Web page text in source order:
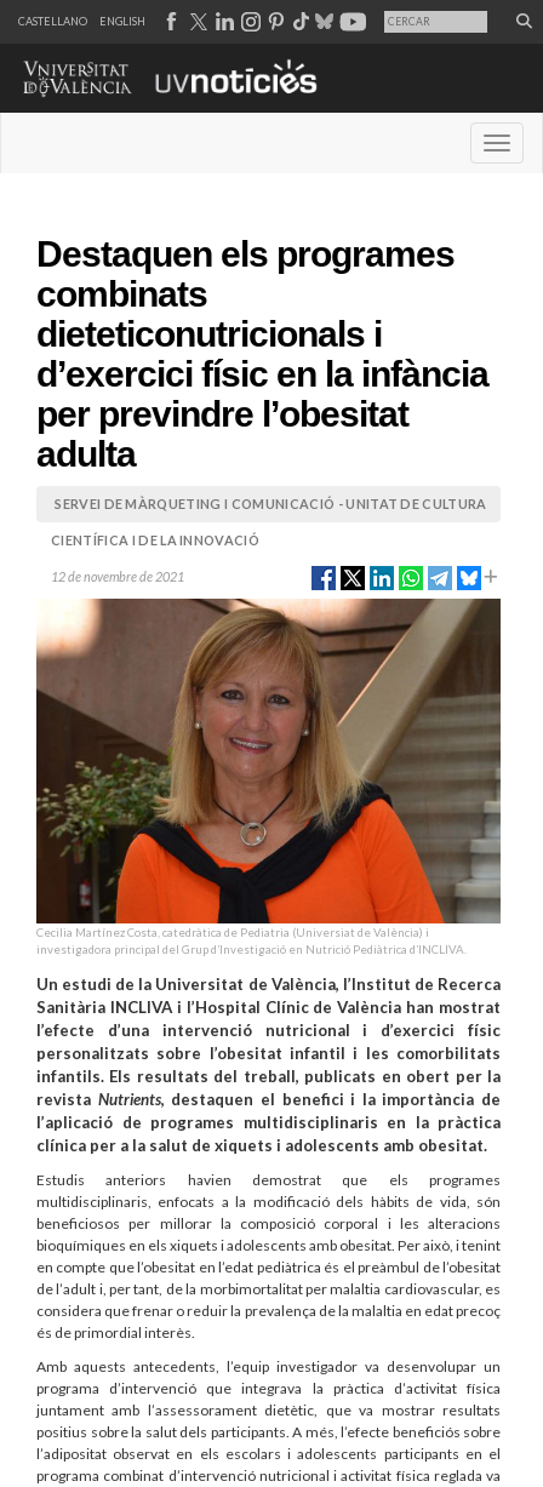
CASTELLANO ENGLISH
Destaquen els programes
combinats
dieteticonutricionals i
d’exercici físic en la infància
per previndre l’obesitat
adulta
SERVEI DE MÀRQUETING I COMUNICACIÓ - UNITAT DE CULTURA
CIENTÍFICA I DE LA INNOVACIÓ
12 de novembre de 2021
Cecilia Martínez Costa, catedràtica de Pediatria (Universiat de València) i
investigadora principal del Grup d’Investigació en Nutrició Pediàtrica d’INCLIVA.
Un estudi de la Universitat de València, l’Institut de Recerca
Sanitària INCLIVA i l’Hospital Clínic de València han mostrat
l’efecte d’una intervenció nutricional i d’exercici físic
personalitzats sobre l’obesitat infantil i les comorbilitats
infantils. Els resultats del treball, publicats en obert per la
revista Nutrients, destaquen el benefici i la importància de
l’aplicació de programes multidisciplinaris en la pràctica
clínica per a la salut de xiquets i adolescents amb obesitat.
Estudis anteriors havien demostrat que els programes
multidisciplinaris, enfocats a la modificació dels hàbits de vida, són
beneficiosos per millorar la composició corporal i les alteracions
bioquímiques en els xiquets i adolescents amb obesitat. Per això, i tenint
en compte que l’obesitat en l’edat pediàtrica és el preàmbul de l’obesitat
de l’adult i, per tant, de la morbimortalitat per malaltia cardiovascular, es
considera que frenar o reduir la prevalença de la malaltia en edat precoç
és de primordial interès.
Amb aquests antecedents, l’equip investigador va desenvolupar un
programa d’intervenció que integrava la pràctica d’activitat física
juntament amb l’assessorament dietètic, que va mostrar resultats
positius sobre la salut dels participants. A més, l’efecte beneficiós sobre
l’adipositat observat en els escolars i adolescents participants en el
programa combinat d’intervenció nutricional i activitat física reglada va